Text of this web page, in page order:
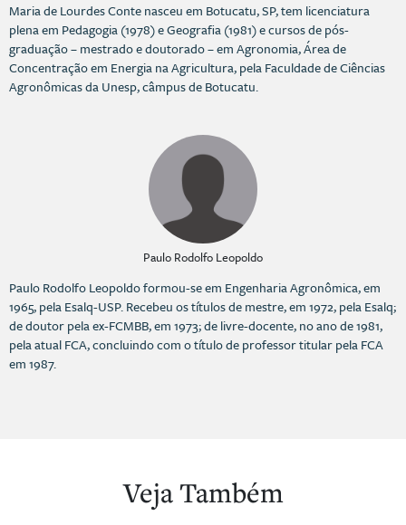
Maria de Lourdes Conte nasceu em Botucatu, SP, tem licenciatura
plena em Pedagogia (1978) e Geografia (1981) e cursos de pós-
graduação – mestrado e doutorado – em Agronomia, Área de
Concentração em Energia na Agricultura, pela Faculdade de Ciências
Agronômicas da Unesp, câmpus de Botucatu.
Paulo Rodolfo Leopoldo
Paulo Rodolfo Leopoldo formou-se em Engenharia Agronômica, em
1965, pela Esalq-USP. Recebeu os títulos de mestre, em 1972, pela Esalq;
de doutor pela ex-FCMBB, em 1973; de livre-docente, no ano de 1981,
pela atual FCA, concluindo com o título de professor titular pela FCA
em 1987.
Veja Também